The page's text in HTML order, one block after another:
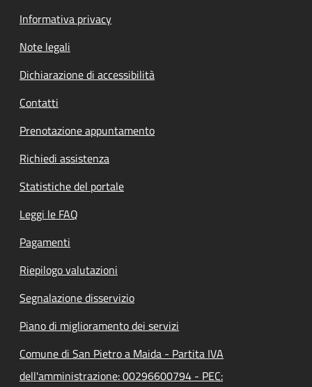
Informativa privacy
Note legali
Dichiarazione di accessibilità
Contatti
Prenotazione appuntamento
Richiedi assistenza
Statistiche del portale
Leggi le FAQ
Pagamenti
Riepilogo valutazioni
Segnalazione disservizio
Piano di miglioramento dei servizi
Comune di San Pietro a Maida - Partita IVA
dell'amministrazione: 00296600794 - PEC: